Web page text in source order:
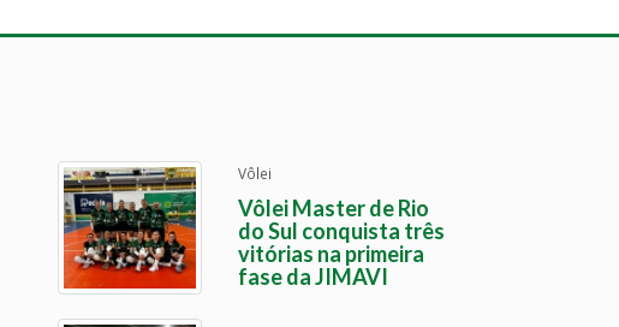
Vôlei
Vôlei Master de Rio
do Sul conquista três
vitórias na primeira
fase da JIMAVI